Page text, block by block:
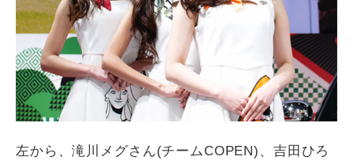
左から、滝川メグさん(チームCOPEN)、吉田ひろ